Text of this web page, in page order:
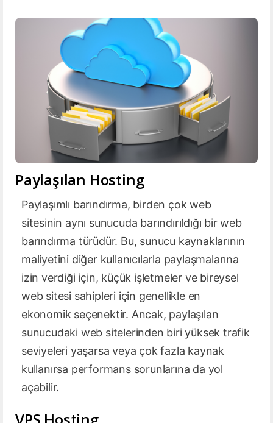
Paylaşılan Hosting
Paylaşımlı barındırma, birden çok web
sitesinin aynı sunucuda barındırıldığı bir web
barındırma türüdür. Bu, sunucu kaynaklarının
maliyetini diğer kullanıcılarla paylaşmalarına
izin verdiği için, küçük işletmeler ve bireysel
web sitesi sahipleri için genellikle en
ekonomik seçenektir. Ancak, paylaşılan
sunucudaki web sitelerinden biri yüksek trafik
seviyeleri yaşarsa veya çok fazla kaynak
kullanırsa performans sorunlarına da yol
açabilir.